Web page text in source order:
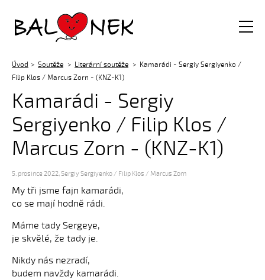
Balónek z.s.
Úvod Soutěže Literární soutěže
Kamarádi - Sergiy Sergiyenko /
Filip Klos / Marcus Zorn - (KNZ-K1)
Kamarádi - Sergiy
Sergiyenko / Filip Klos /
Marcus Zorn - (KNZ-K1)
5. prosince 2022,Sergiy Sergiyenko / Filip Klos / Marcus Zorn
My tři jsme fajn kamarádi,
co se mají hodně rádi.
Máme tady Sergeye,
je skvělé, že tady je.
Nikdy nás nezradí,
budem navždy kamarádi.